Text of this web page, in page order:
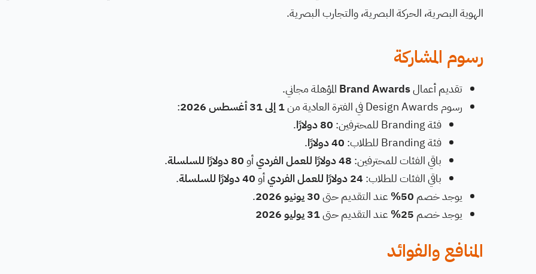
الهوية البصرية، الحركة البصرية، والتجارب البصرية.
رسوم المشاركة
تقديم أعمالBrand Awards المؤهلة مجاني.
رسوم Design Awards في الفترة العادية من
1 إلى 31 أغسطس 2026
:
فئة Branding للمحترفين:
80 دولارًا
.
فئة Branding للطلاب:
40 دولارًا
.
باقي الفئات للمحترفين: 48 دولارًا للعمل الفردي أو80 دولارًا للسلسلة
.
باقي الفئات للطلاب: 24 دولارًا للعمل الفردي أو40 دولارًا للسلسلة
.
يوجد خصم 50% عند التقديم حتى30 يونيو 2026
.
يوجد خصم 25% عند التقديم حتى31 يوليو 2026
المنافع والفوائد